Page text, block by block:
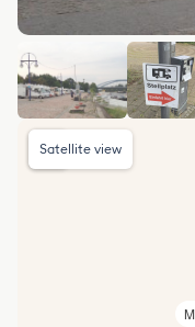
Satellite view